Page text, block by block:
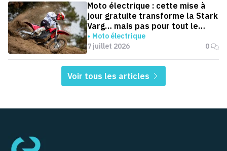
Moto électrique : cette mise à
jour gratuite transforme la Stark
Varg… mais pas pour tout le
monde
Moto électrique
7 juillet 2026
0
Voir tous les articles